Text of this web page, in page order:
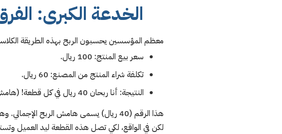
الخدعة الكبرى:
معظم المؤسسين يحسبون الربح بهذه الطريقة
سعر بيع المنتج: 100 ريال.
تكلفة شراء المنتج من المصنع: 60 ريال.
النتيجة: أنا ربحان 40 ريال في كل قطعة! (هامش ربح 40%).
هذا الرقم (40 ريال) يسمى هامش الربح الإجمالي. وهو رقم خادع جداً، لأنه يفترض أن تكلفة المنتج هي فقط سعر الفاتورة من المورد.
لكن في الواقع، لكي تصل هذه القطعة ليد العميل